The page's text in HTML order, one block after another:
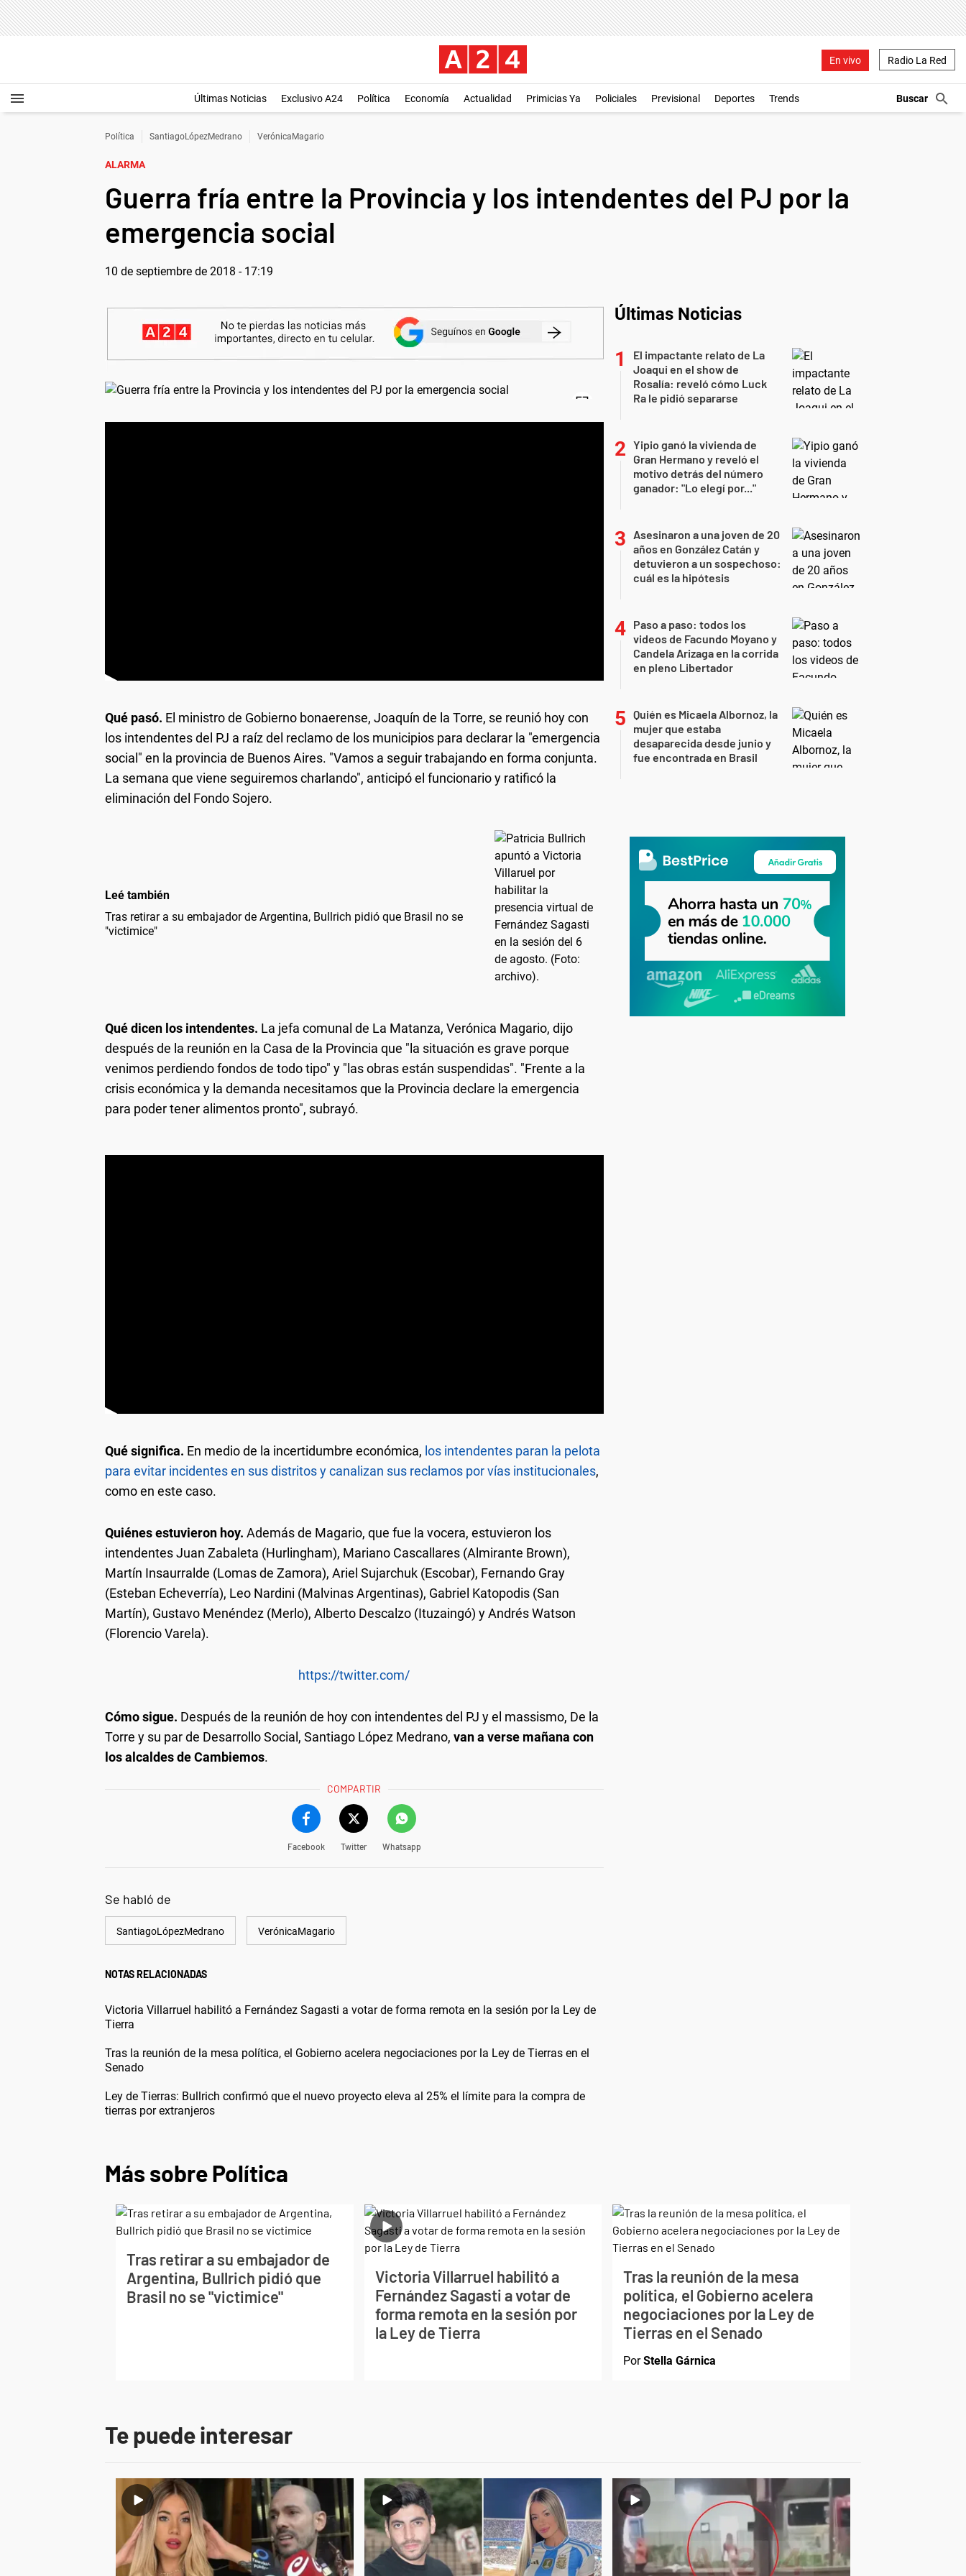
En vivo Radio La Red
Últimas Noticias Exclusivo A24 Política Economía Actualidad Primicias Ya Policiales Previsional Deportes Trends
Política SantiagoLópezMedrano VerónicaMagario
ALARMA
Guerra fría entre la Provincia y los intendentes del PJ por la
emergencia social
10 de septiembre de 2018 - 17:19
Qué pasó. El ministro de Gobierno bonaerense, Joaquín de la Torre, se reunió hoy con
los intendentes del PJ a raíz del reclamo de los municipios para declarar la "emergencia
social" en la provincia de Buenos Aires. "Vamos a seguir trabajando en forma conjunta.
La semana que viene seguiremos charlando", anticipó el funcionario y ratificó la
eliminación del Fondo Sojero.
Leé también
Tras retirar a su embajador de Argentina, Bullrich pidió que Brasil no se
"victimice"
Qué dicen los intendentes. La jefa comunal de La Matanza, Verónica Magario, dijo
después de la reunión en la Casa de la Provincia que "la situación es grave porque
venimos perdiendo fondos de todo tipo" y "las obras están suspendidas". "Frente a la
crisis económica y la demanda necesitamos que la Provincia declare la emergencia
para poder tener alimentos pronto", subrayó.
Qué significa. En medio de la incertidumbre económica, los intendentes paran la pelota
para evitar incidentes en sus distritos y canalizan sus reclamos por vías institucionales,
como en este caso.
Quiénes estuvieron hoy. Además de Magario, que fue la vocera, estuvieron los
intendentes Juan Zabaleta (Hurlingham), Mariano Cascallares (Almirante Brown),
Martín Insaurralde (Lomas de Zamora), Ariel Sujarchuk (Escobar), Fernando Gray
(Esteban Echeverría), Leo Nardini (Malvinas Argentinas), Gabriel Katopodis (San
Martín), Gustavo Menéndez (Merlo), Alberto Descalzo (Ituzaingó) y Andrés Watson
(Florencio Varela).
https://twitter.com/
Cómo sigue. Después de la reunión de hoy con intendentes del PJ y el massismo, De la
Torre y su par de Desarrollo Social, Santiago López Medrano, van a verse mañana con
los alcaldes de Cambiemos.
COMPARTIR
Facebook Twitter Whatsapp
Se habló de
SantiagoLópezMedrano VerónicaMagario
NOTAS RELACIONADAS
Victoria Villarruel habilitó a Fernández Sagasti a votar de forma remota en la sesión por la Ley de
Tierra
Tras la reunión de la mesa política, el Gobierno acelera negociaciones por la Ley de Tierras en el
Senado
Ley de Tierras: Bullrich confirmó que el nuevo proyecto eleva al 25% el límite para la compra de
tierras por extranjeros
Últimas Noticias
El impactante relato de La
Joaqui en el show de
Rosalía: reveló cómo Luck
Ra le pidió separarse
Yipio ganó la vivienda de
Gran Hermano y reveló el
motivo detrás del número
ganador: "Lo elegí por..."
Asesinaron a una joven de 20
años en González Catán y
detuvieron a un sospechoso:
cuál es la hipótesis
Paso a paso: todos los
videos de Facundo Moyano y
Candela Arizaga en la corrida
en pleno Libertador
Quién es Micaela Albornoz, la
mujer que estaba
desaparecida desde junio y
fue encontrada en Brasil
Más sobre Política
Tras retirar a su embajador de
Argentina, Bullrich pidió que
Brasil no se "victimice"
Victoria Villarruel habilitó a
Fernández Sagasti a votar de
forma remota en la sesión por
la Ley de Tierra
Tras la reunión de la mesa
política, el Gobierno acelera
negociaciones por la Ley de
Tierras en el Senado
PorStella Gárnica
Te puede interesar